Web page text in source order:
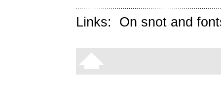
Links: On snot and